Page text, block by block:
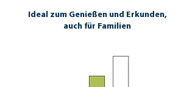
Ideal zum Genießen und Erkunden,
auch für Familien